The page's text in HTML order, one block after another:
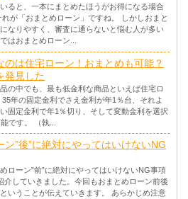
ると、一本にまとめたほうがお得になる場合
が「おまとめローン」ですね。 しかしおまと
なりやすく、審査に通らないと悩む人が多い
はおまとめローン...
のは住宅ローン！おまとめも可能？
発見した
の中でも、最も低金利な商品といえば住宅ロ
年の固定金利でさえ金利が年1％台、それよ
固定金利で年1％切り、そして変動金利を選択
です。 （執...
ン”後”に絶対にやってはいけないNG
ローン”前”に絶対にやってはいけないNG事項
介していきました。今回もおまとめローン前後
いうことが伝えていきます。 あらかじめ注意